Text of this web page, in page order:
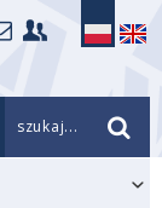
szukaj...